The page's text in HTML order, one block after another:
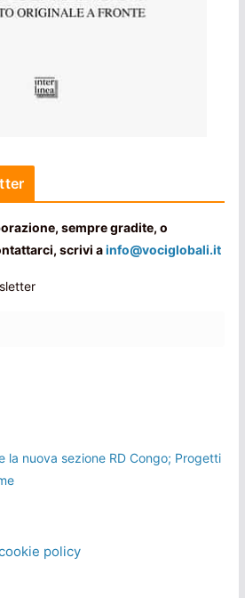
sempre gradite, o
scrivi ainfo@vociglobali.it
la nuova sezione RD Congo; Progetti
policy